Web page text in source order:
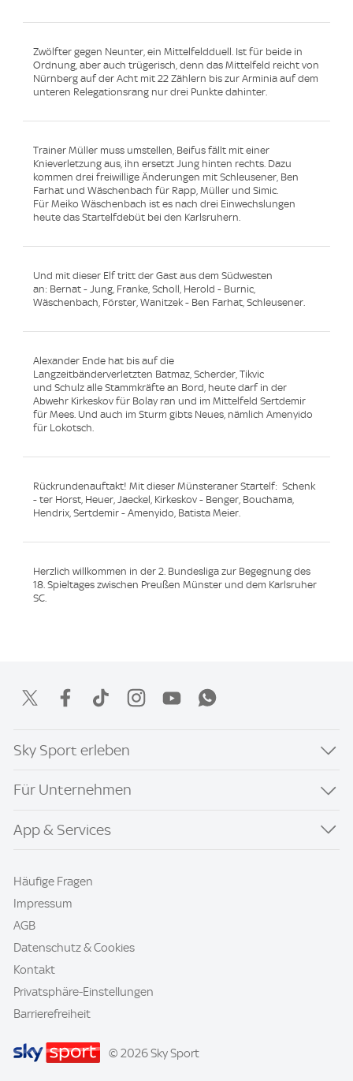
Zwölfter gegen Neunter, ein Mittelfeldduell. Ist für beide in
Ordnung, aber auch trügerisch, denn das Mittelfeld reicht von
Nürnberg auf der Acht mit 22 Zählern bis zur Arminia auf dem
unteren Relegationsrang nur drei Punkte dahinter.
Trainer Müller muss umstellen, Beifus fällt mit einer
Knieverletzung aus, ihn ersetzt Jung hinten rechts. Dazu
kommen drei freiwillige Änderungen mit Schleusener, Ben
Farhat und Wäschenbach für Rapp, Müller und Simic.
Für Meiko Wäschenbach ist es nach drei Einwechslungen
heute das Startelfdebüt bei den Karlsruhern.
Und mit dieser Elf tritt der Gast aus dem Südwesten
an: Bernat - Jung, Franke, Scholl, Herold - Burnic,
Wäschenbach, Förster, Wanitzek - Ben Farhat, Schleusener.
Alexander Ende hat bis auf die
Langzeitbänderverletzten Batmaz, Scherder, Tikvic
und Schulz alle Stammkräfte an Bord, heute darf in der
Abwehr Kirkeskov für Bolay ran und im Mittelfeld Sertdemir
für Mees. Und auch im Sturm gibts Neues, nämlich Amenyido
für Lokotsch.
Rückrundenauftakt! Mit dieser Münsteraner Startelf: Schenk
- ter Horst, Heuer, Jaeckel, Kirkeskov - Benger, Bouchama,
Hendrix, Sertdemir - Amenyido, Batista Meier.
Herzlich willkommen in der 2. Bundesliga zur Begegnung des
18. Spieltages zwischen Preußen Münster und dem Karlsruher
SC.
Sky Sport erleben
Für Unternehmen
App & Services
Häufige Fragen
Impressum
AGB
Datenschutz & Cookies
Kontakt
Privatsphäre-Einstellungen
Barrierefreiheit
© 2026 Sky Sport